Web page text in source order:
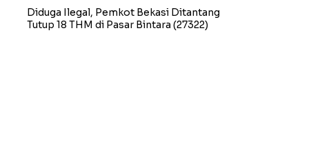
Diduga Ilegal, Pemkot Bekasi Ditantang
Tutup 18 THM di Pasar Bintara (27322)